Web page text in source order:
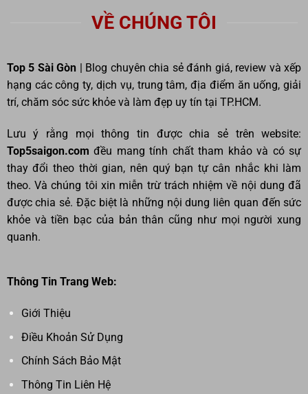
VỀ CHÚNG TÔI
Top 5 Sài Gòn | Blog chuyên chia sẻ đánh giá, review và xếp
hạng các công ty, dịch vụ, trung tâm, địa điểm ăn uống, giải
trí, chăm sóc sức khỏe và làm đẹp uy tín tại TP.HCM.
Lưu ý rằng mọi thông tin được chia sẻ trên website:
Top5saigon.comđều mang tính chất tham khảo và có sự
thay đổi theo thời gian, nên quý bạn tự cân nhắc khi làm
theo. Và chúng tôi xin miễn trừ trách nhiệm về nội dung đã
được chia sẻ. Đặc biệt là những nội dung liên quan đến sức
khỏe và tiền bạc của bản thân cũng như mọi người xung
quanh.
Thông Tin Trang Web:
Giới Thiệu
Điều Khoản Sử Dụng
Chính Sách Bảo Mật
Thông Tin Liên Hệ